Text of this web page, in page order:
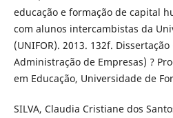
educação e formação de capital
com alunos intercambistas da
(UNIFOR). 2013. 132f.
Administração de Empresas) ?
em Educação, Universidade de
SILVA, Claudia Cristiane dos